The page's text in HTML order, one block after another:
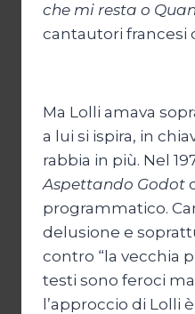
che mi resta o
cantautori francesi
Ma Lolli amava
a lui si ispira, in
rabbia in più. Nel
Aspettando Godot
programmatico.
delusione e
contro “la vecchia
testi sono feroci
l’approccio di Lolli